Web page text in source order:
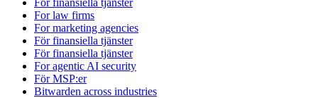
For law firms
For marketing agencies
För finansiella tjänster
För finansiella tjänster
For agentic AI security
För MSP:er
Bitwarden across industries